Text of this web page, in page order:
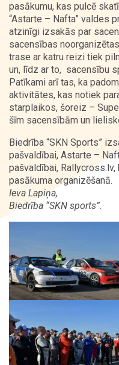
pasākumu, kas pulcē
“Astarte – Nafta” valdes
atzinīgi izsakās par
sacensības
trase ar katru reizi tiek
un, līdz ar to, sacensību
Patīkami arī tas, ka
aktivitātes, kas notiek
starplaikos, šoreiz –
šīm sacensībām un
Biedrība “SKN Sports”
pašvaldībai, Astarte –
pašvaldībai,
pasākuma organizēšanā.
Ieva Lapiņa,
Biedrība “SKN sports”.